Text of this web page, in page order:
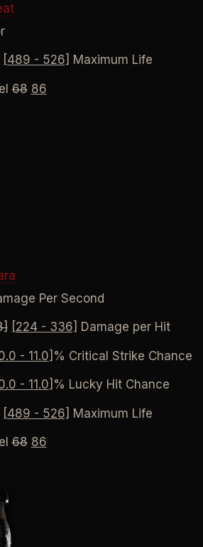
[489 - 526] Maximum Life
68 86
Per Second
[224 - 336] Damage per Hit
- 11.0]% Critical Strike Chance
- 11.0 ]% Lucky Hit Chance
[489 - 526] Maximum Life
68 86